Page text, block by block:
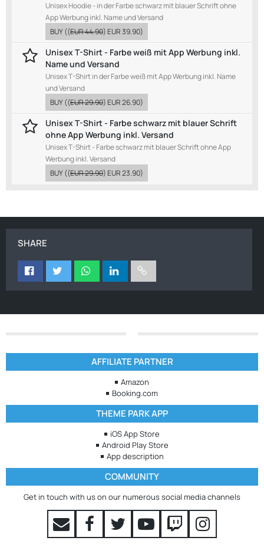
Unisex Hoodie - in der Farbe schwarz mit blauer Schrift ohne
App Werbung inkl. Name und Versand
BUY((EUR 44.90)EUR 39.90)
Unisex T-Shirt - Farbe weiß mit App Werbung inkl.
Name und Versand
Unisex T-Shirt in der Farbe weiß mit App Werbung inkl. Name
und Versand
BUY((EUR 29.90)EUR 26.90)
Unisex T-Shirt - Farbe schwarz mit blauer Schrift
ohne App Werbung inkl. Versand
Unisex T-Shirt - Farbe schwarz mit blauer Schrift ohne App
Werbung inkl. Versand
BUY((EUR 29.90)EUR 23.90)
SHARE
AFFILIATE PARTNER
Amazon
Booking.com
THEME PARK APP
iOS App Store
Android Play Store
App description
COMMUNITY
Get in touch with us on our numerous social media channels